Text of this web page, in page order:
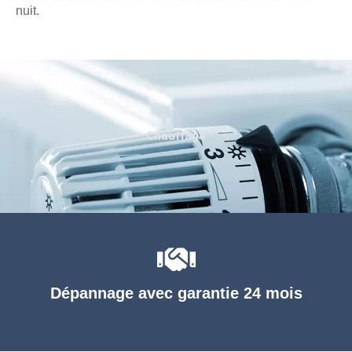
nuit.
Dépannage avec garantie 24 mois
Chauffage